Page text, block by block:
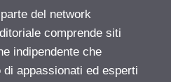
del network
comprende siti
indipendente che
appassionati ed esperti